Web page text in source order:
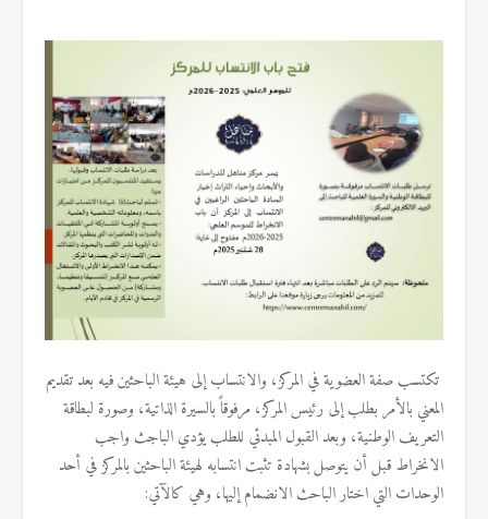
تكتسب صفة العضوية في المركز، والانتساب إلى هيئة الباحثين فيه بعد تقديم
المعني بالأمر بطلب إلى رئيس المركز، مرفوقاً بالسيرة الذاتية، وصورة لبطاقة
التعريف الوطنية، وبعد القبول المبدئي للطلب يؤدي الباجث واجب
الانخراط قبل أنيتوصل بشهادة تثبت انتسابه لهيئة الباحثين بالمركز في أحد
الوحدات التي اختار الباحث الانضمام إليها، وهي كالآتي: